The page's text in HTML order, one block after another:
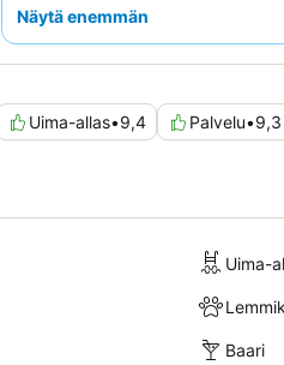
huoneen varaamista, josta on
Näytä enemmän
Uima-allas•9,4 Palvelu•9,3
Uima-
Baari